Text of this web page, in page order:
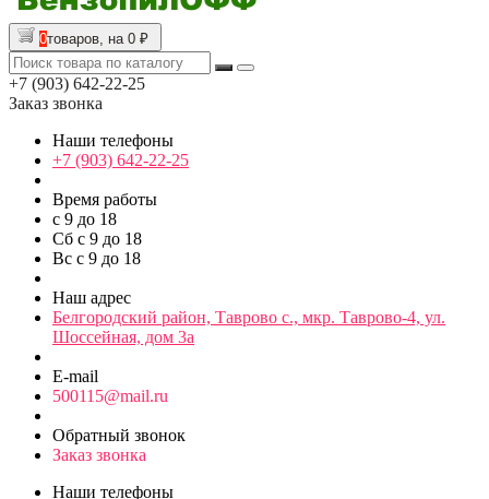
0товаров, на 0 ₽
+7 (903) 642-22-25
Заказ звонка
Наши телефоны
+7 (903) 642-22-25
Время работы
с 9 до 18
Сб с 9 до 18
Вс с 9 до 18
Наш адрес
Белгородский район, Таврово с., мкр. Таврово-4, ул.
Шоссейная, дом 3а
E-mail
500115@mail.ru
Обратный звонок
Заказ звонка
Наши телефоны